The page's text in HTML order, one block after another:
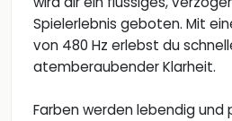
Spielerlebnis geboten. Mit
von 480 Hz erlebst du
atemberaubender Klarheit.
Farben werden lebendig und